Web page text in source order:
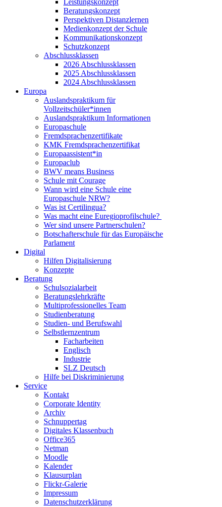
Leistungskonzept
Beratungskonzept
Perspektiven Distanzlernen
Medienkonzept der Schule
Kommunikationskonzept
Schutzkonzept
Abschlussklassen
2026 Abschlussklassen
2025 Abschlussklassen
2024 Abschlussklassen
Europa
Auslandspraktikum für
Vollzeitschüler*innen
Auslandspraktikum Informationen
Europaschule
Fremdsprachenzertifikate
KMK Fremdsprachenzertifikat
Europaassistent*in
Europaclub
BWV means Business
Schule mit Courage
Wann wird eine Schule eine
Europaschule NRW?
Was ist Certilingua?
Was macht eine Euregioprofilschule?
Wer sind unsere Partnerschulen?
Botschafterschule für das Europäische
Parlament
Digital
Hilfen Digitalisierung
Konzepte
Beratung
Schulsozialarbeit
Beratungslehrkräfte
Multiprofessionelles Team
Studienberatung
Studien- und Berufswahl
Selbstlernzentrum
Facharbeiten
Englisch
Industrie
SLZ Deutsch
Hilfe bei Diskriminierung
Service
Kontakt
Corporate Identity
Archiv
Schnuppertag
Digitales Klassenbuch
Office365
Netman
Moodle
Kalender
Klausurplan
Flickr-Galerie
Impressum
Datenschutzerklärung